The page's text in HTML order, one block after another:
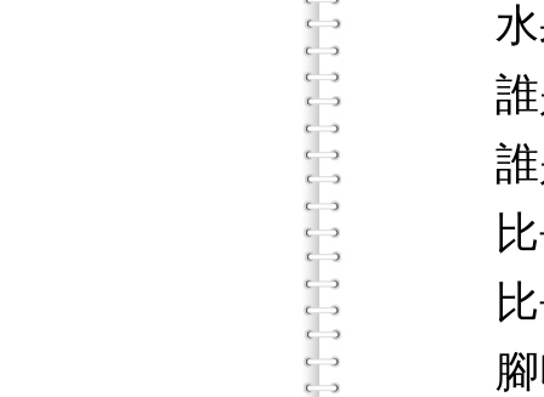
水果
誰是
誰是
比長
比長
腳印